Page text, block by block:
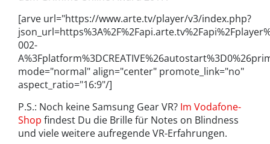
[arve url="https://www.arte.tv/player/v3/index.php?
002-
mode="normal" align="center" promote_link="no"
aspect_ratio="16:9"/]
P.S.: Noch keine Samsung Gear VR? Im Vodafone-
Shop findest Du die Brille für Notes on Blindness
und viele weitere aufregende VR-Erfahrungen.